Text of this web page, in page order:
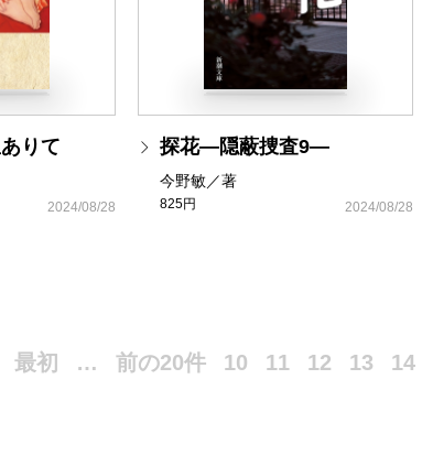
りて
2024/08/28
探花―隠蔽捜査9―
今野敏／著
825円 2024/08/28
最初 … 前の20件 10 11 12 13 14